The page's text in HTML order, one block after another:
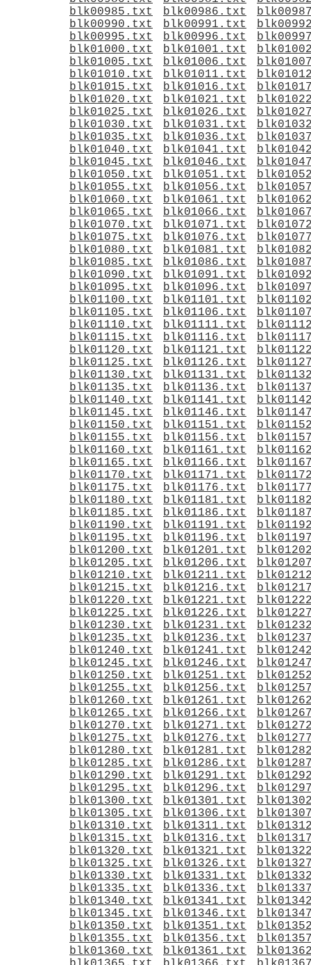
blk00985.txt
blk00986.txt
blk00990.txt
blk00991.txt
blk00995.txt
blk00996.txt
blk01000.txt
blk01001.txt
blk01005.txt
blk01006.txt
blk01010.txt
blk01011.txt
blk01015.txt
blk01016.txt
blk01020.txt
blk01021.txt
blk01025.txt
blk01026.txt
blk01030.txt
blk01031.txt
blk01035.txt
blk01036.txt
blk01040.txt
blk01041.txt
blk01045.txt
blk01046.txt
blk01050.txt
blk01051.txt
blk01055.txt
blk01056.txt
blk01060.txt
blk01061.txt
blk01065.txt
blk01066.txt
blk01070.txt
blk01071.txt
blk01075.txt
blk01076.txt
blk01080.txt
blk01081.txt
blk01085.txt
blk01086.txt
blk01090.txt
blk01091.txt
blk01095.txt
blk01096.txt
blk01100.txt
blk01101.txt
blk01105.txt
blk01106.txt
blk01110.txt
blk01111.txt
blk01115.txt
blk01116.txt
blk01120.txt
blk01121.txt
blk01125.txt
blk01126.txt
blk01130.txt
blk01131.txt
blk01135.txt
blk01136.txt
blk01140.txt
blk01141.txt
blk01145.txt
blk01146.txt
blk01150.txt
blk01151.txt
blk01155.txt
blk01156.txt
blk01160.txt
blk01161.txt
blk01165.txt
blk01166.txt
blk01170.txt
blk01171.txt
blk01175.txt
blk01176.txt
blk01180.txt
blk01181.txt
blk01185.txt
blk01186.txt
blk01190.txt
blk01191.txt
blk01195.txt
blk01196.txt
blk01200.txt
blk01201.txt
blk01205.txt
blk01206.txt
blk01210.txt
blk01211.txt
blk01215.txt
blk01216.txt
blk01220.txt
blk01221.txt
blk01225.txt
blk01226.txt
blk01230.txt
blk01231.txt
blk01235.txt
blk01236.txt
blk01240.txt
blk01241.txt
blk01245.txt
blk01246.txt
blk01250.txt
blk01251.txt
blk01255.txt
blk01256.txt
blk01260.txt
blk01261.txt
blk01265.txt
blk01266.txt
blk01270.txt
blk01271.txt
blk01275.txt
blk01276.txt
blk01280.txt
blk01281.txt
blk01285.txt
blk01286.txt
blk01290.txt
blk01291.txt
blk01295.txt
blk01296.txt
blk01300.txt
blk01301.txt
blk01305.txt
blk01306.txt
blk01310.txt
blk01311.txt
blk01315.txt
blk01316.txt
blk01320.txt
blk01321.txt
blk01325.txt
blk01326.txt
blk01330.txt
blk01331.txt
blk01335.txt
blk01336.txt
blk01340.txt
blk01341.txt
blk01345.txt
blk01346.txt
blk01350.txt
blk01351.txt
blk01355.txt
blk01356.txt
blk01360.txt
blk01361.txt